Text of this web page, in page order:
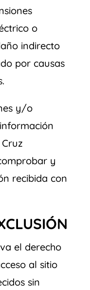
o
indirecto
por causas
y/o
y
recibida con
el derecho
al sitio
sin